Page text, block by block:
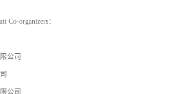
Co-organizers：
公司
公司